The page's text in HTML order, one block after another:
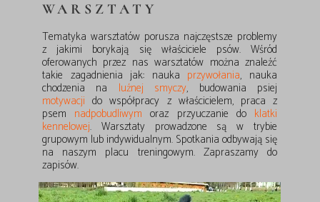
WARSZTATY
Tematyka warsztatów porusza najczęstsze problemy
z jakimi borykają się właściciele psów. Wśród
oferowanych przez nas warsztatów można znaleźć
takie zagadnienia jak: nauka przywołania, nauka
chodzenia na luźnej smyczy, budowania psiej
motywacji do współpracy z właścicielem, praca z
psem nadpobudliwym oraz przyuczanie do klatki
kennelowej. Warsztatyprowadzone są w trybie
grupowym lub indywidualnym. Spotkania odbywają się
na naszym placu treningowym. Zapraszamy do
zapisów.
Zgoda na pliki cookie
Cookies to małe pliki danych, które są
przechowywane na Twoim urządzeniu podczas
przeglądania stron internetowych. Używamy ich do
poprawy działania serwisu, personalizacji treści,
oraz analizy ruchu na stronie.